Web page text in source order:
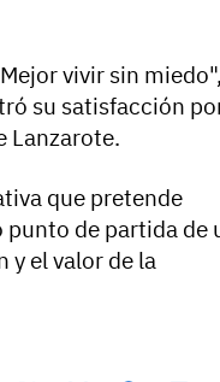
vivir sin miedo",
su satisfacción
Lanzarote.
que pretende
punto de partida de
y el valor de la